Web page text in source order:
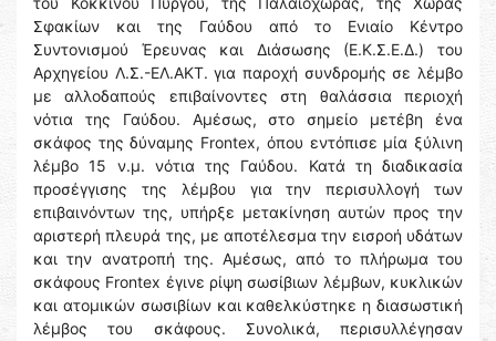
Σφακίων και της Γαύδου από το Ενιαίο Κέντρο
Συντονισμού Έρευνας και Διάσωσης (Ε.Κ.Σ.Ε.Δ.) του
Αρχηγείου Λ.Σ.-ΕΛ.ΑΚΤ. για παροχή συνδρομής σε λέμβο
με αλλοδαπούς επιβαίνοντες στη θαλάσσια περιοχή
νότια της Γαύδου. Αμέσως, στο σημείο μετέβη ένα
σκάφος της δύναμης Frontex, όπου εντόπισε μία ξύλινη
λέμβο 15 ν.μ. νότια της Γαύδου. Κατά τη διαδικασία
προσέγγισης της λέμβου για την περισυλλογή των
επιβαινόντων της, υπήρξε μετακίνηση αυτών προς την
αριστερή πλευρά της, με αποτέλεσμα την εισροή υδάτων
και την ανατροπή της. Αμέσως, από το πλήρωμα του
σκάφους Frontex έγινε ρίψη σωσίβιων λέμβων, κυκλικών
και ατομικών σωσιβίων και καθελκύστηκε η διασωστική
λέμβος του σκάφους. Συνολικά, περισυλλέγησαν